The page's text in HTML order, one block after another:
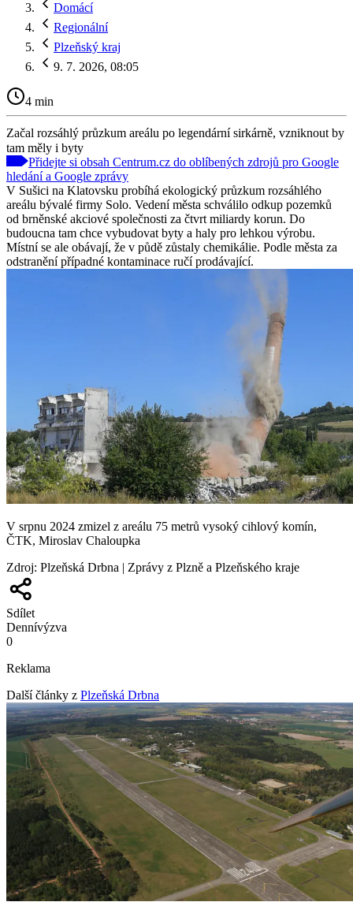
Domácí
Regionální
Plzeňský kraj
9. 7. 2026, 08:05
4 min
Začal rozsáhlý průzkum areálu po legendární sirkárně, vzniknout by
tam měly i byty
Přidejte si obsah Centrum.cz do oblíbených zdrojů pro Google
hledání a Google zprávy
V Sušici na Klatovsku probíhá ekologický průzkum rozsáhlého
areálu bývalé firmy Solo. Vedení města schválilo odkup pozemků
od brněnské akciové společnosti za čtvrt miliardy korun. Do
budoucna tam chce vybudovat byty a haly pro lehkou výrobu.
Místní se ale obávají, že v půdě zůstaly chemikálie. Podle města za
odstranění případné kontaminace ručí prodávající.
V srpnu 2024 zmizel z areálu 75 metrů vysoký cihlový komín,
ČTK, Miroslav Chaloupka
Zdroj: Plzeňská Drbna | Zprávy z Plzně a Plzeňského kraje
Sdílet
Dennívýzva
0
Reklama
Další články z Plzeňská Drbna